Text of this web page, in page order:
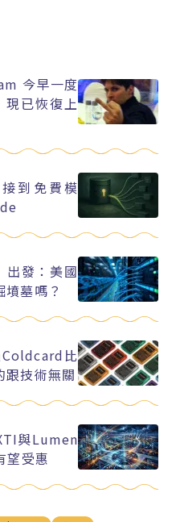
今早一度
已恢復上
到免費模
出發：美國
墓嗎？
比
跟技術無關
與Lumen
望受惠